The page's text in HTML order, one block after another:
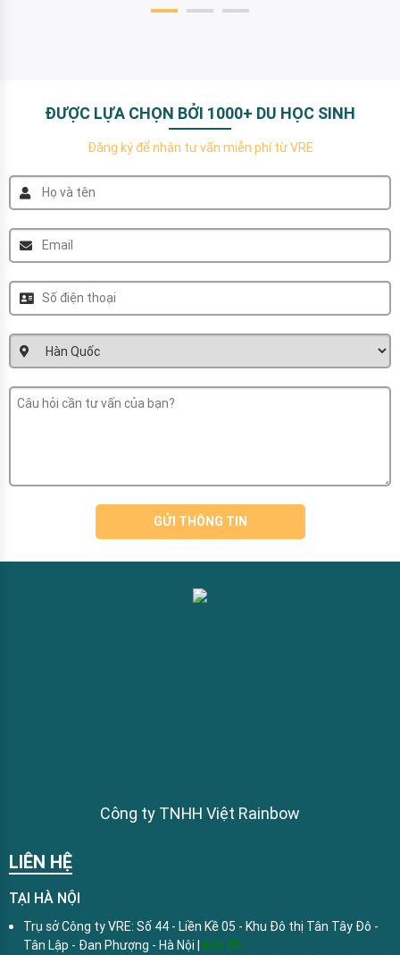
ĐƯỢC LỰA CHỌN BỞI 1000+ DU HỌC SINH
Đăng ký để nhận tư vấn miễn phí từ VRE
Công ty TNHH Việt Rainbow
LIÊN HỆ
TẠI HÀ NỘI
Trụ sở Công ty VRE: Số 44 - Liền Kề 05 - Khu Đô thị Tân Tây Đô -
Tân Lập - Đan Phượng - Hà Nội | Bản đồ